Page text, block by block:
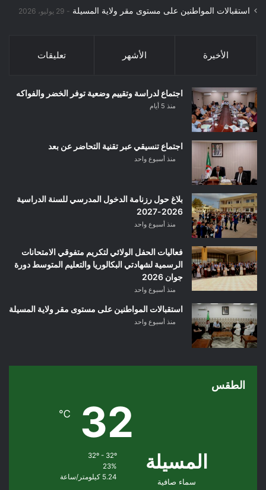
استقبالات المواطنين على مستوى مقر ولاية المسيلة 29 يوليو، 2026
الأخيرة الأشهر تعليقات
اجتماع لدراسة وتقييم وضعية توفر الخضر والفواكه
منذ 5 أيام
اجتماع تنسيقي عبر تقنية التحاضر عن بعد
منذ أسبوع واحد
بلاغ حول رزنامة الدخول المدرسي للسنة الدراسية
2026-2027
منذ أسبوع واحد
فعاليات الحفل الولائي لتكريم متفوقي الامتحانات
الرسمية لشهادتي البكالوريا والتعليم المتوسط دورة
جوان 2026
منذ أسبوع واحد
استقبالات المواطنين على مستوى مقر ولاية المسيلة
منذ أسبوع واحد
الطقس
المسيلة
سماء صافية
32
℃
32º - 32º
23%
5.24 كيلومتر/ساعة